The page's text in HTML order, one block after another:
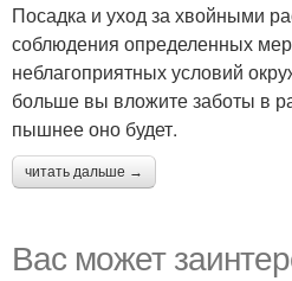
Посадка и уход за хвойными
соблюдения определенных
неблагоприятных условий
больше вы вложите заботы в
пышнее оно будет.
читать дальше →
Вас может